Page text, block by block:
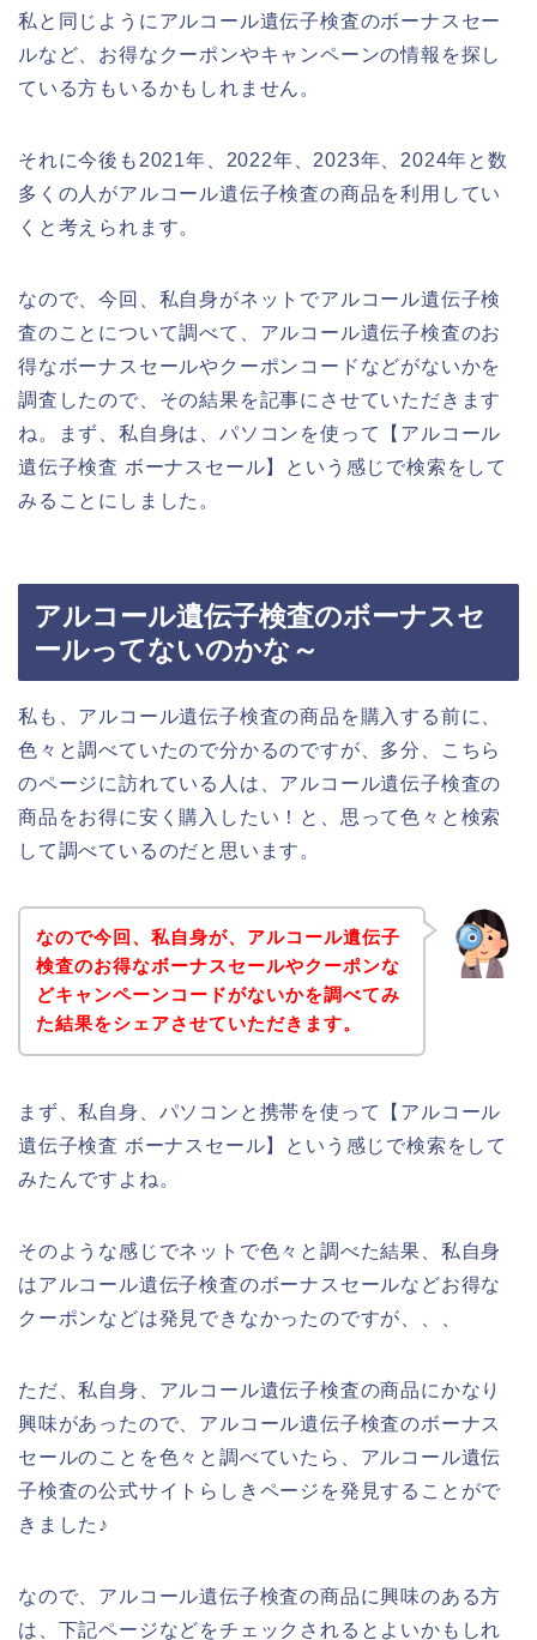
私と同じようにアルコール遺伝子検査のボーナスセー
ルなど、お得なクーポンやキャンペーンの情報を探し
ている方もいるかもしれません。
それに今後も2021年、2022年、2023年、2024年と数
多くの人がアルコール遺伝子検査の商品を利用してい
くと考えられます。
なので、今回、私自身がネットでアルコール遺伝子検
査のことについて調べて、アルコール遺伝子検査のお
得なボーナスセールやクーポンコードなどがないかを
調査したので、その結果を記事にさせていただきます
ね。まず、私自身は、パソコンを使って【アルコール
遺伝子検査 ボーナスセール】という感じで検索をして
みることにしました。
アルコール遺伝子検査のボーナスセ
ールってないのかな～
私も、アルコール遺伝子検査の商品を購入する前に、
色々と調べていたので分かるのですが、多分、こちら
のページに訪れている人は、アルコール遺伝子検査の
商品をお得に安く購入したい！と、思って色々と検索
して調べているのだと思います。
なので今回、私自身が、アルコール遺伝子
検査のお得なボーナスセールやクーポンな
どキャンペーンコードがないかを調べてみ
た結果をシェアさせていただきます。
まず、私自身、パソコンと携帯を使って【アルコール
遺伝子検査 ボーナスセール】という感じで検索をして
みたんですよね。
そのような感じでネットで色々と調べた結果、私自身
はアルコール遺伝子検査のボーナスセールなどお得な
クーポンなどは発見できなかったのですが、、、
ただ、私自身、アルコール遺伝子検査の商品にかなり
興味があったので、アルコール遺伝子検査のボーナス
セールのことを色々と調べていたら、アルコール遺伝
子検査の公式サイトらしきページを発見することがで
きました♪
なので、アルコール遺伝子検査の商品に興味のある方
は、下記ページなどをチェックされるとよいかもしれ